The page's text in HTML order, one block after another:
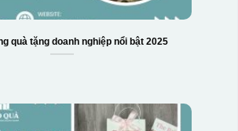
quà tặng doanh nghiệp nổi bật 2025